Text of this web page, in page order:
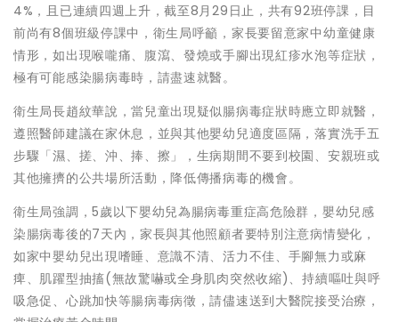
4%，且已連續四週上升，截至8月29日止，共有92班停課，目
前尚有8個班級停課中，衛生局呼籲，家長要留意家中幼童健康
情形，如出現喉嚨痛、腹瀉、發燒或手腳出現紅疹水泡等症狀，
極有可能感染腸病毒時，請盡速就醫。
衛生局長趙紋華說，當兒童出現疑似腸病毒症狀時應立即就醫，
遵照醫師建議在家休息，並與其他嬰幼兒適度區隔，落實洗手五
步驟「濕、搓、沖、捧、擦」，生病期間不要到校園、安親班或
其他擁擠的公共場所活動，降低傳播病毒的機會。
衛生局強調，5歲以下嬰幼兒為腸病毒重症高危險群，嬰幼兒感
染腸病毒後的7天內，家長與其他照顧者要特別注意病情變化，
如家中嬰幼兒出現嗜睡、意識不清、活力不佳、手腳無力或麻
痺、肌躍型抽搐(無故驚嚇或全身肌肉突然收縮)、持續嘔吐與呼
吸急促、心跳加快等腸病毒病徵，請儘速送到大醫院接受治療，